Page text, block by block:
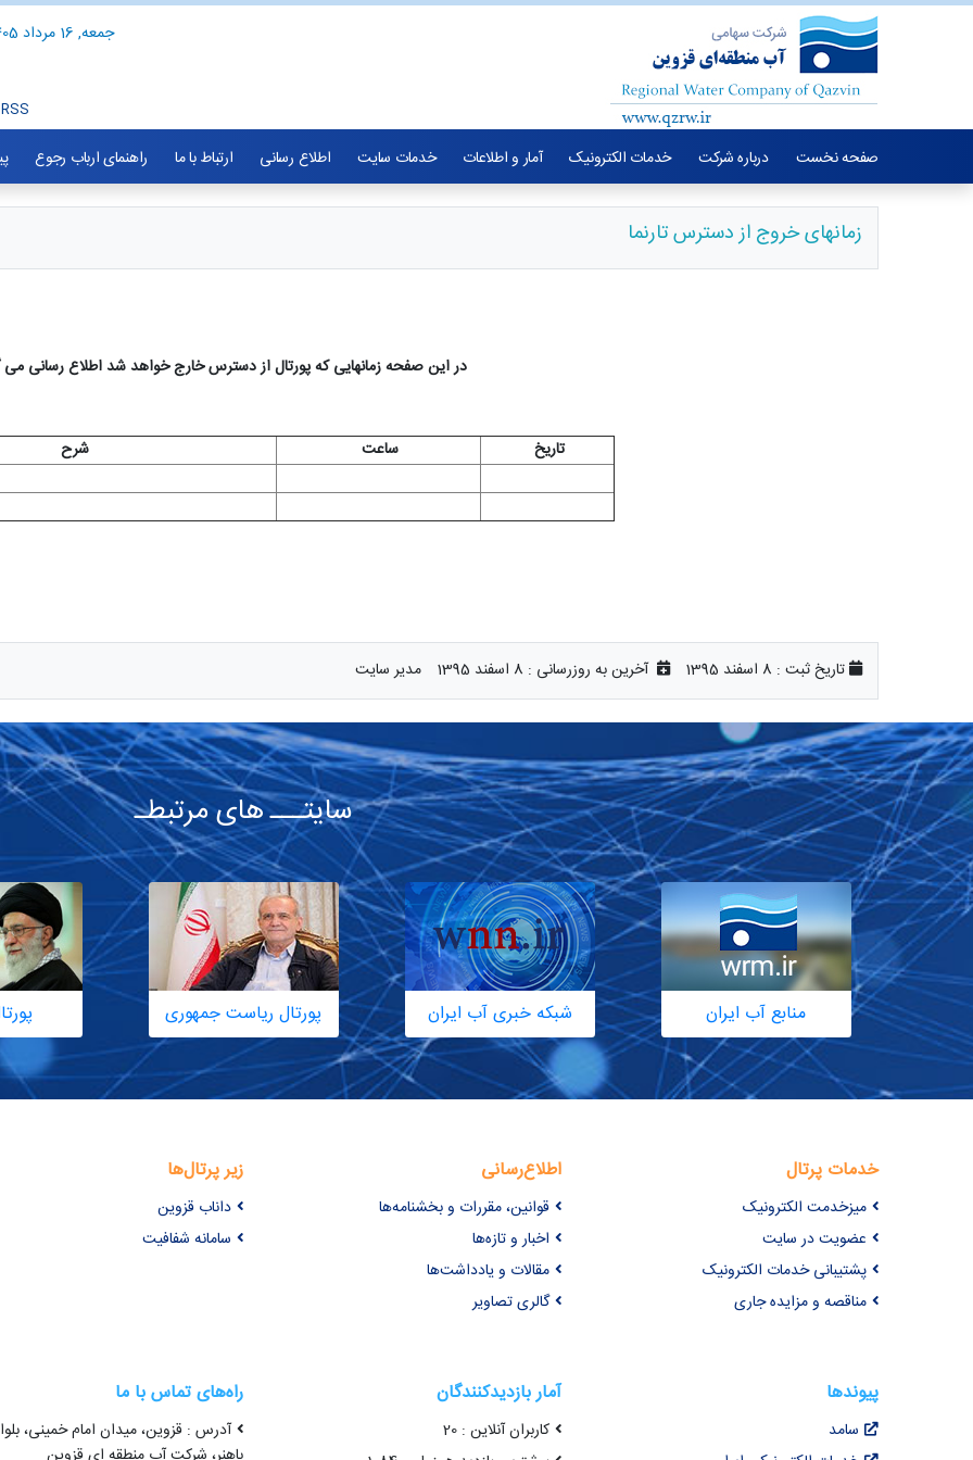
جمعه, 16 مرداد 1405
RSS
صفحه نخست درباره شرکت خدمات الکترونیک آمار و اطلاعات خدمات سایت اطلاع رسانی ارتباط با ما راهنمای ارباب رجوع
زمانهای خروج از دسترس تارنما
در این صفحه زمانهایی که پورتال از دسترس خارج خواهد شد اطلاع رسانی می
تاریخ ساعت شرح
تاریخ ثبت : 8 اسفند 1395 آخرین به روزرسانی : 8 اسفند 1395 مدیر سایت
سایتـــ های مرتبطـ
منابع آب ایران شبکه خبری آب ایران پورتال ریاست جمهوری
خدمات پرتال
میزخدمت الکترونیک
عضویت در سایت
پشتیبانی خدمات الکترونیک
مناقصه و مزایده جاری
اطلاع‌رسانی
قوانین، مقررات و بخشنامه‌ها
اخبار و تازه‌ها
مقالات و یادداشت‌ها
گالری تصاویر
زیر پرتال‌ها
داناب قزوین
سامانه شفافیت
پیوندها
سامد
آمار بازدیدکنندگان
کاربران آنلاین : 20
راه‌های تماس با ما
آدرس : قزوین، میدان امام خمینی،